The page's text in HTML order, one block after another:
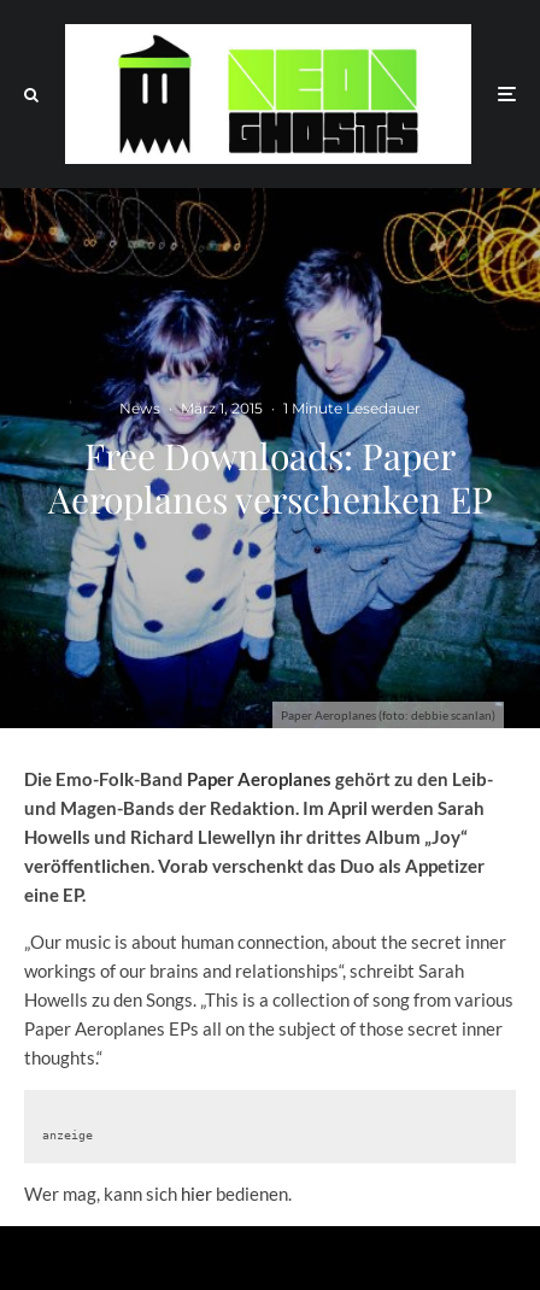
Paper Aeroplanes (foto: debbie scanlan)
News · März 1, 2015 · 1 Minute Lesedauer
Free Downloads: Paper
Aeroplanes verschenken EP
Die Emo-Folk-Band Paper Aeroplanes gehört zu den Leib-
und Magen-Bands der Redaktion. Im April werden Sarah
Howells und Richard Llewellyn ihr drittes Album „Joy“
veröffentlichen. Vorab verschenkt das Duo als Appetizer
eine EP.
„Our music is about human connection, about the secret inner
workings of our brains and relationships“, schreibt Sarah
Howells zu den Songs. „This is a collection of song from various
Paper Aeroplanes EPs all on the subject of those secret inner
thoughts.“
anzeige
Wer mag, kann sich hier bedienen.